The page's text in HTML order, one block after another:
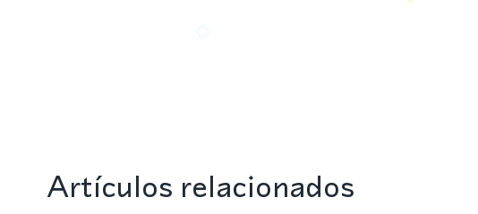
Artículos relacionados